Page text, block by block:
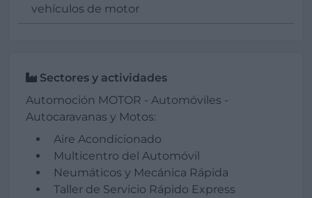
vehículos de motor
Sectores y actividades
Automoción MOTOR - Automóviles -
Autocaravanas y Motos:
Aire Acondicionado
Multicentro del Automóvil
Neumáticos y Mecánica Rápida
Taller de Servicio Rápido Express